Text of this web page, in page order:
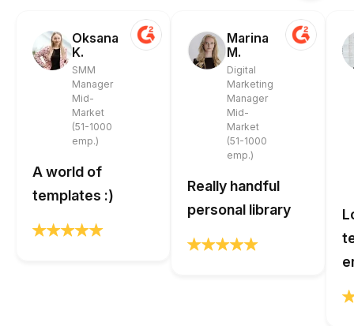
Oksana
K.
SMM
Manager
Mid-
Market
(51-1000
emp.)
A world of
templates :)
Marina
M.
Digital
Marketing
Manager
Mid-
Market
(51-1000
emp.)
Really handful
personal library